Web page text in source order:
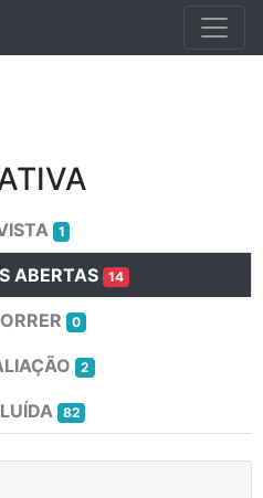
1
ABERTAS 14
0
2
82